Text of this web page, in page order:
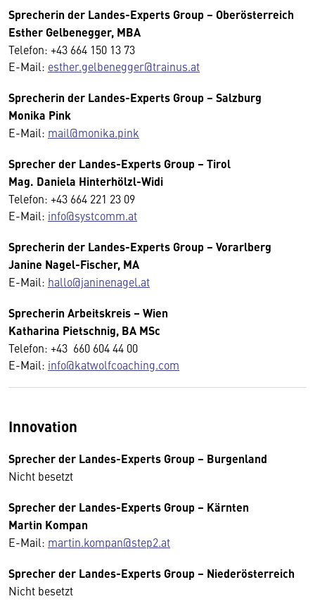
Sprecherin der Landes-Experts Group – Oberösterreich
Esther Gelbenegger, MBA
Telefon: +43 664 150 13 73
E-Mail: esther.gelbenegger@trainus.at
Sprecherin der Landes-Experts Group – Salzburg
Monika Pink
E-Mail: mail@monika.pink
Sprecher der Landes-Experts Group – Tirol
Mag. Daniela Hinterhölzl-Widi
Telefon: +43 664 221 23 09
E-Mail: info@systcomm.at
Sprecherin der Landes-Experts Group – Vorarlberg
Janine Nagel-Fischer, MA
E-Mail: hallo@janinenagel.at
Sprecherin Arbeitskreis – Wien
Katharina Pietschnig, BA MSc
Telefon: +43 660 604 44 00
E-Mail: info@katwolfcoaching.com
Innovation
Sprecher der Landes-Experts Group – Burgenland
Nicht besetzt
Sprecher der Landes-Experts Group – Kärnten
Martin Kompan
E-Mail: martin.kompan@step2.at
Sprecher der Landes-Experts Group – Niederösterreich
Nicht besetzt